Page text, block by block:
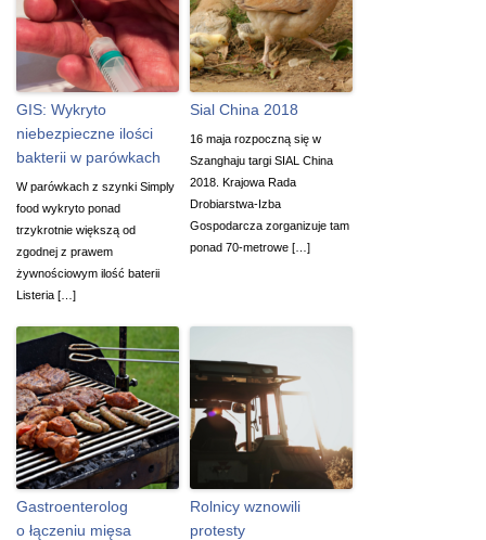
GIS: Wykryto
niebezpieczne ilości
bakterii w parówkach
W parówkach z szynki Simply
food wykryto ponad
trzykrotnie większą od
zgodnej z prawem
żywnościowym ilość baterii
Listeria […]
Sial China 2018
16 maja rozpoczną się w
Szanghaju targi SIAL China
2018. Krajowa Rada
Drobiarstwa-Izba
Gospodarcza zorganizuje tam
ponad 70-metrowe […]
Gastroenterolog
o łączeniu mięsa
Rolnicy wznowili
protesty